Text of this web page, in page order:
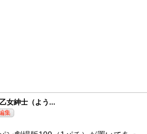
女紳士（よう...